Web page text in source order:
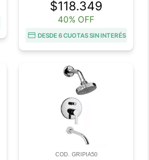
$118.349
40% OFF
DESDE 6 CUOTAS SIN INTERÉS
COD. GRIPIA50